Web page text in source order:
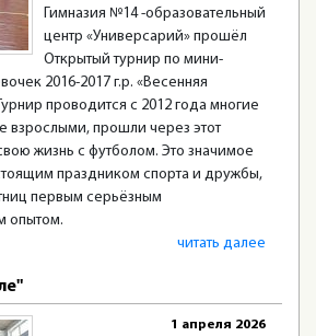
Гимназия №14 -образовательный
центр «Универсарий» прошёл
Открытый турнир по мини-
2016-2017 г.р. «Весенняя
проводится с 2012 года многие
взрослыми, прошли через этот
жизнь с футболом. Это значимое
праздником спорта и дружбы,
первым серьёзным
опытом.
читать далее
1 апреля 2026